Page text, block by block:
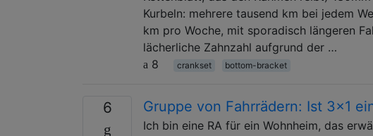
Kurbeln: mehrere tausend km bei jedem
km pro Woche, mit sporadisch längeren
lächerliche Zahnzahl aufgrund der …
8
crankset bottom-bracket
6 Gruppe von Fahrrädern: Ist 3x1
Ich bin eine RA für ein Wohnheim, das